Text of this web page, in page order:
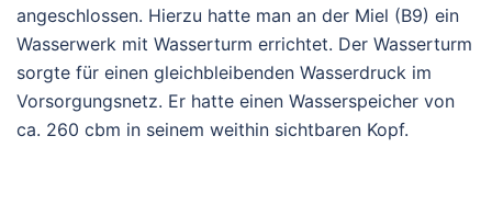
angeschlossen. Hierzu hatte man an der Miel (B9) ein
Wasserwerk mit Wasserturm errichtet. Der Wasserturm
sorgte für einen gleichbleibenden Wasserdruck im
Vorsorgungsnetz. Er hatte einen Wasserspeicher von
ca. 260 cbm in seinem weithin sichtbaren Kopf.